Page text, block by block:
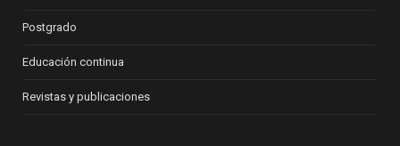
Postgrado
Educación continua
Revistas y publicaciones